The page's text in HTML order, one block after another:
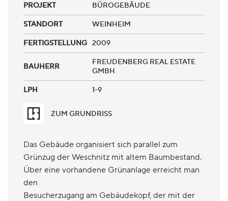
PROJEKT BÜROGEBÄUDE
STANDORT WEINHEIM
FERTIGSTELLUNG 2009
BAUHERR
FREUDENBERG REAL ESTATE
GMBH
LPH 1-9
ZUM GRUNDRISS
Das Gebäude organisiert sich parallel zum
Grünzug der Weschnitz mit altem Baumbestand.
Über eine vorhandene Grünanlage erreicht man
den
Besucherzugang am Gebäudekopf, der mit der